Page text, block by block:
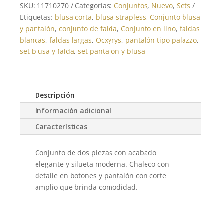
SKU: 11710270 Categorías: Conjuntos, Nuevo, Sets
Etiquetas: blusa corta, blusa strapless, Conjunto blusa
y pantalón, conjunto de falda, Conjunto en lino, faldas
blancas, faldas largas, Ocxyrys, pantalón tipo palazzo,
set blusa y falda, set pantalon y blusa
Descripción
Información adicional
Características
Conjunto de dos piezas con acabado
elegante y silueta moderna. Chaleco con
detalle en botones y pantalón con corte
amplio que brinda comodidad.